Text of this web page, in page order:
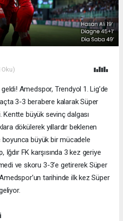
Oku)
Amedspor, Trendyol 1. Lig’de
3-3 berabere kalarak Süper
Kentte büyük sevinç dalgası
dökülerek yıllardır beklenen
boyunca büyük bir mücadele
Iğdır FK karşısında 3 kez geriye
ve skoru 3-3’e getirerek Süper
tarihinde ilk kez Süper